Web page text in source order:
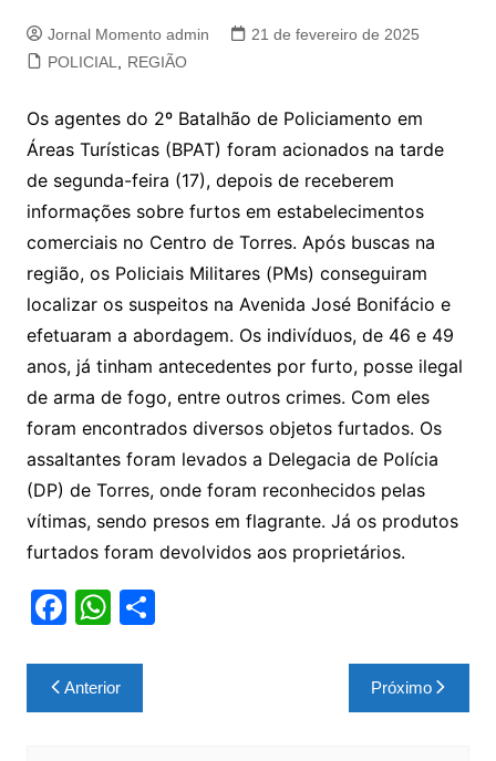
Jornal Momento admin
21 de fevereiro de 2025
POLICIAL
REGIÃO
Os agentes do 2º Batalhão de Policiamento em
Áreas Turísticas (BPAT) foram acionados na tarde
de segunda-feira (17), depois de receberem
informações sobre furtos em estabelecimentos
comerciais no Centro de Torres. Após buscas na
região, os Policiais Militares (PMs) conseguiram
localizar os suspeitos na Avenida José Bonifácio e
efetuaram a abordagem. Os indivíduos, de 46 e 49
anos, já tinham antecedentes por furto, posse ilegal
de arma de fogo, entre outros crimes. Com eles
foram encontrados diversos objetos furtados. Os
assaltantes foram levados a Delegacia de Polícia
(DP) de Torres, onde foram reconhecidos pelas
vítimas, sendo presos em flagrante. Já os produtos
furtados foram devolvidos aos proprietários.
F
c
e
W
at
s
S
Navegação
de
Anterior Próximo